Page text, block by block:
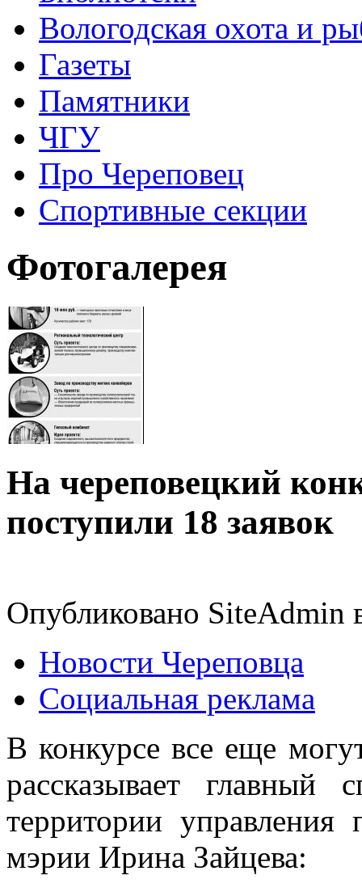
Вологодская охота и
Газеты
Памятники
ЧГУ
Про Череповец
Спортивные секции
Фотогалерея
На череповецкий
поступили 18 заявок
Опубликовано SiteAdmin
Новости Череповца
Социальная реклама
В конкурсе все еще
рассказывает главный
территории
мэрии Ирина Зайцева: